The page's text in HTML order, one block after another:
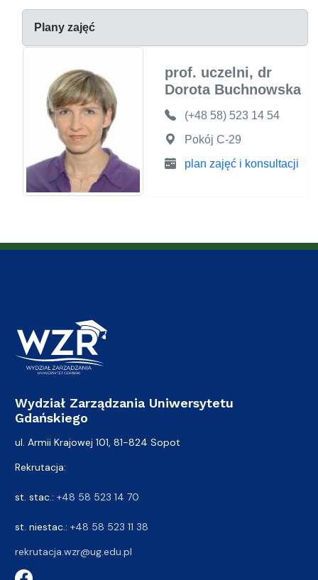
Wydział Zarządzania Uniwersytetu
Gdańskiego
ul. Armii Krajowej 101, 81-824 Sopot
Rekrutacja:
st. stac.: +48 58 523 14 70
st. niestac.: +48 58 523 11 38
rekrutacja.wzr@ug.edu.pl